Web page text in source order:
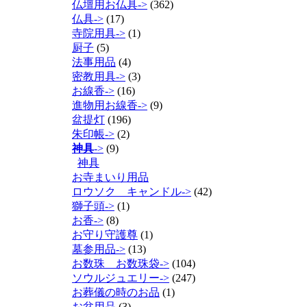
仏壇用お仏具-> (362)
仏具-> (17)
寺院用具-> (1)
厨子 (5)
法事用品 (4)
密教用具-> (3)
お線香-> (16)
進物用お線香-> (9)
盆提灯 (196)
朱印帳-> (2)
神具-> (9)
神具
お寺まいり用品
ロウソク キャンドル-> (42)
獅子頭-> (1)
お香-> (8)
お守り守護尊 (1)
墓参用品-> (13)
お数珠 お数珠袋-> (104)
ソウルジュエリー-> (247)
お葬儀の時のお品 (1)